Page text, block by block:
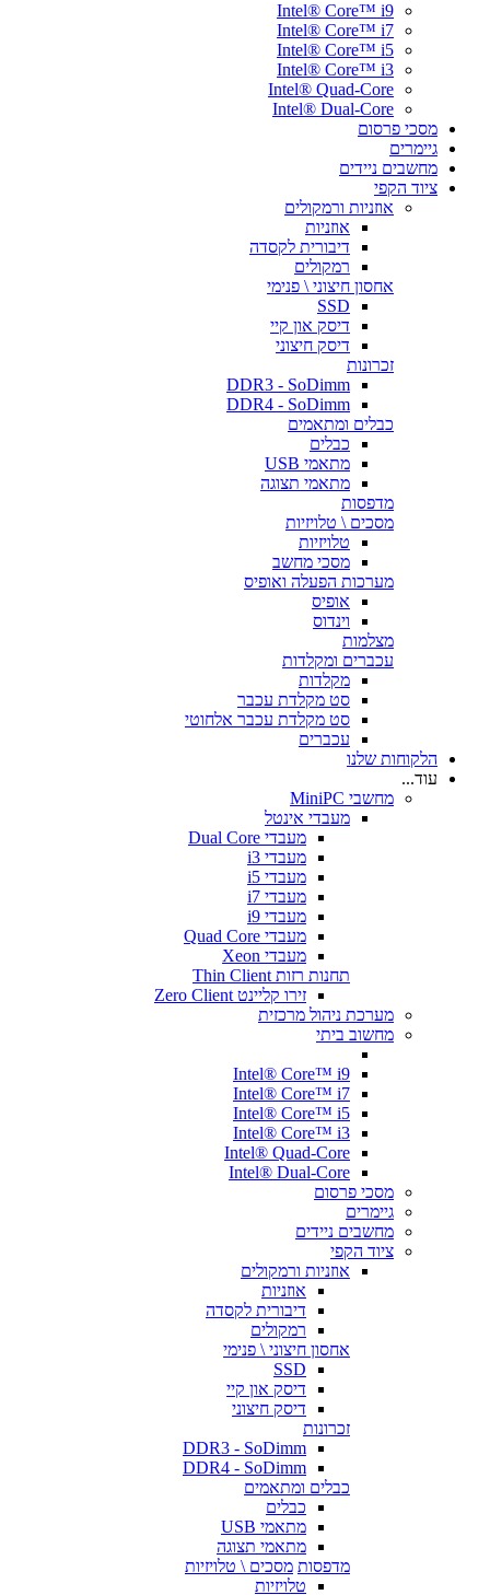
Intel® Core™ i9
Intel® Core™ i7
Intel® Core™ i5
Intel® Core™ i3
Intel® Quad-Core
Intel® Dual-Core
מסכי פרסום
גיימרים
מחשבים ניידים
ציוד הקפי
אוזניות ורמקולים
אוזניות
דיבורית לקסדה
רמקולים
אחסון חיצוני \ פנימי
SSD
דיסק און קיי
דיסק חיצוני
זכרונות
DDR3 - SoDimm
DDR4 - SoDimm
כבלים ומתאמים
כבלים
מתאמי USB
מתאמי תצוגה
מדפסות
מסכים \ טלויזיות
טלויזיות
מסכי מחשב
מערכות הפעלה ואופיס
אופיס
וינדוס
מצלמות
עכברים ומקלדות
מקלדות
סט מקלדת עכבר
סט מקלדת עכבר אלחוטי
עכברים
הלקוחות שלנו
עוד...
מחשבי MiniPC
מעבדי אינטל
מעבדי Dual Core
מעבדי i3
מעבדי i5
מעבדי i7
מעבדי i9
מעבדי Quad Core
מעבדי Xeon
תחנות רזות Thin Client
זירו קליינט Zero Client
מערכת ניהול מרכזית
מחשוב ביתי
Intel® Core™ i9
Intel® Core™ i7
Intel® Core™ i5
Intel® Core™ i3
Intel® Quad-Core
Intel® Dual-Core
מסכי פרסום
גיימרים
מחשבים ניידים
ציוד הקפי
אוזניות ורמקולים
אוזניות
דיבורית לקסדה
רמקולים
אחסון חיצוני \ פנימי
SSD
דיסק און קיי
דיסק חיצוני
זכרונות
DDR3 - SoDimm
DDR4 - SoDimm
כבלים ומתאמים
כבלים
מתאמי USB
מתאמי תצוגה
מדפסות מסכים \ טלויזיות
טלויזיות